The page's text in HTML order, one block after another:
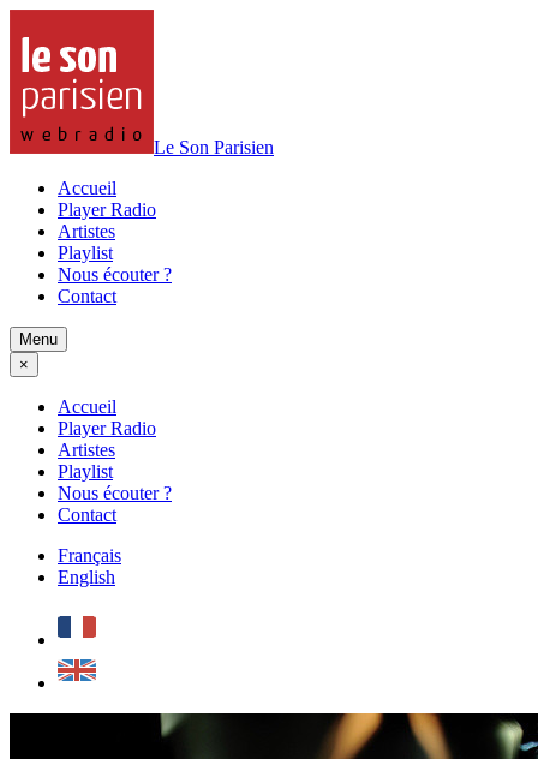
Le Son Parisien
Accueil
Player Radio
Artistes
Playlist
Nous écouter ?
Contact
Menu
×
Accueil
Player Radio
Artistes
Playlist
Nous écouter ?
Contact
Français
English